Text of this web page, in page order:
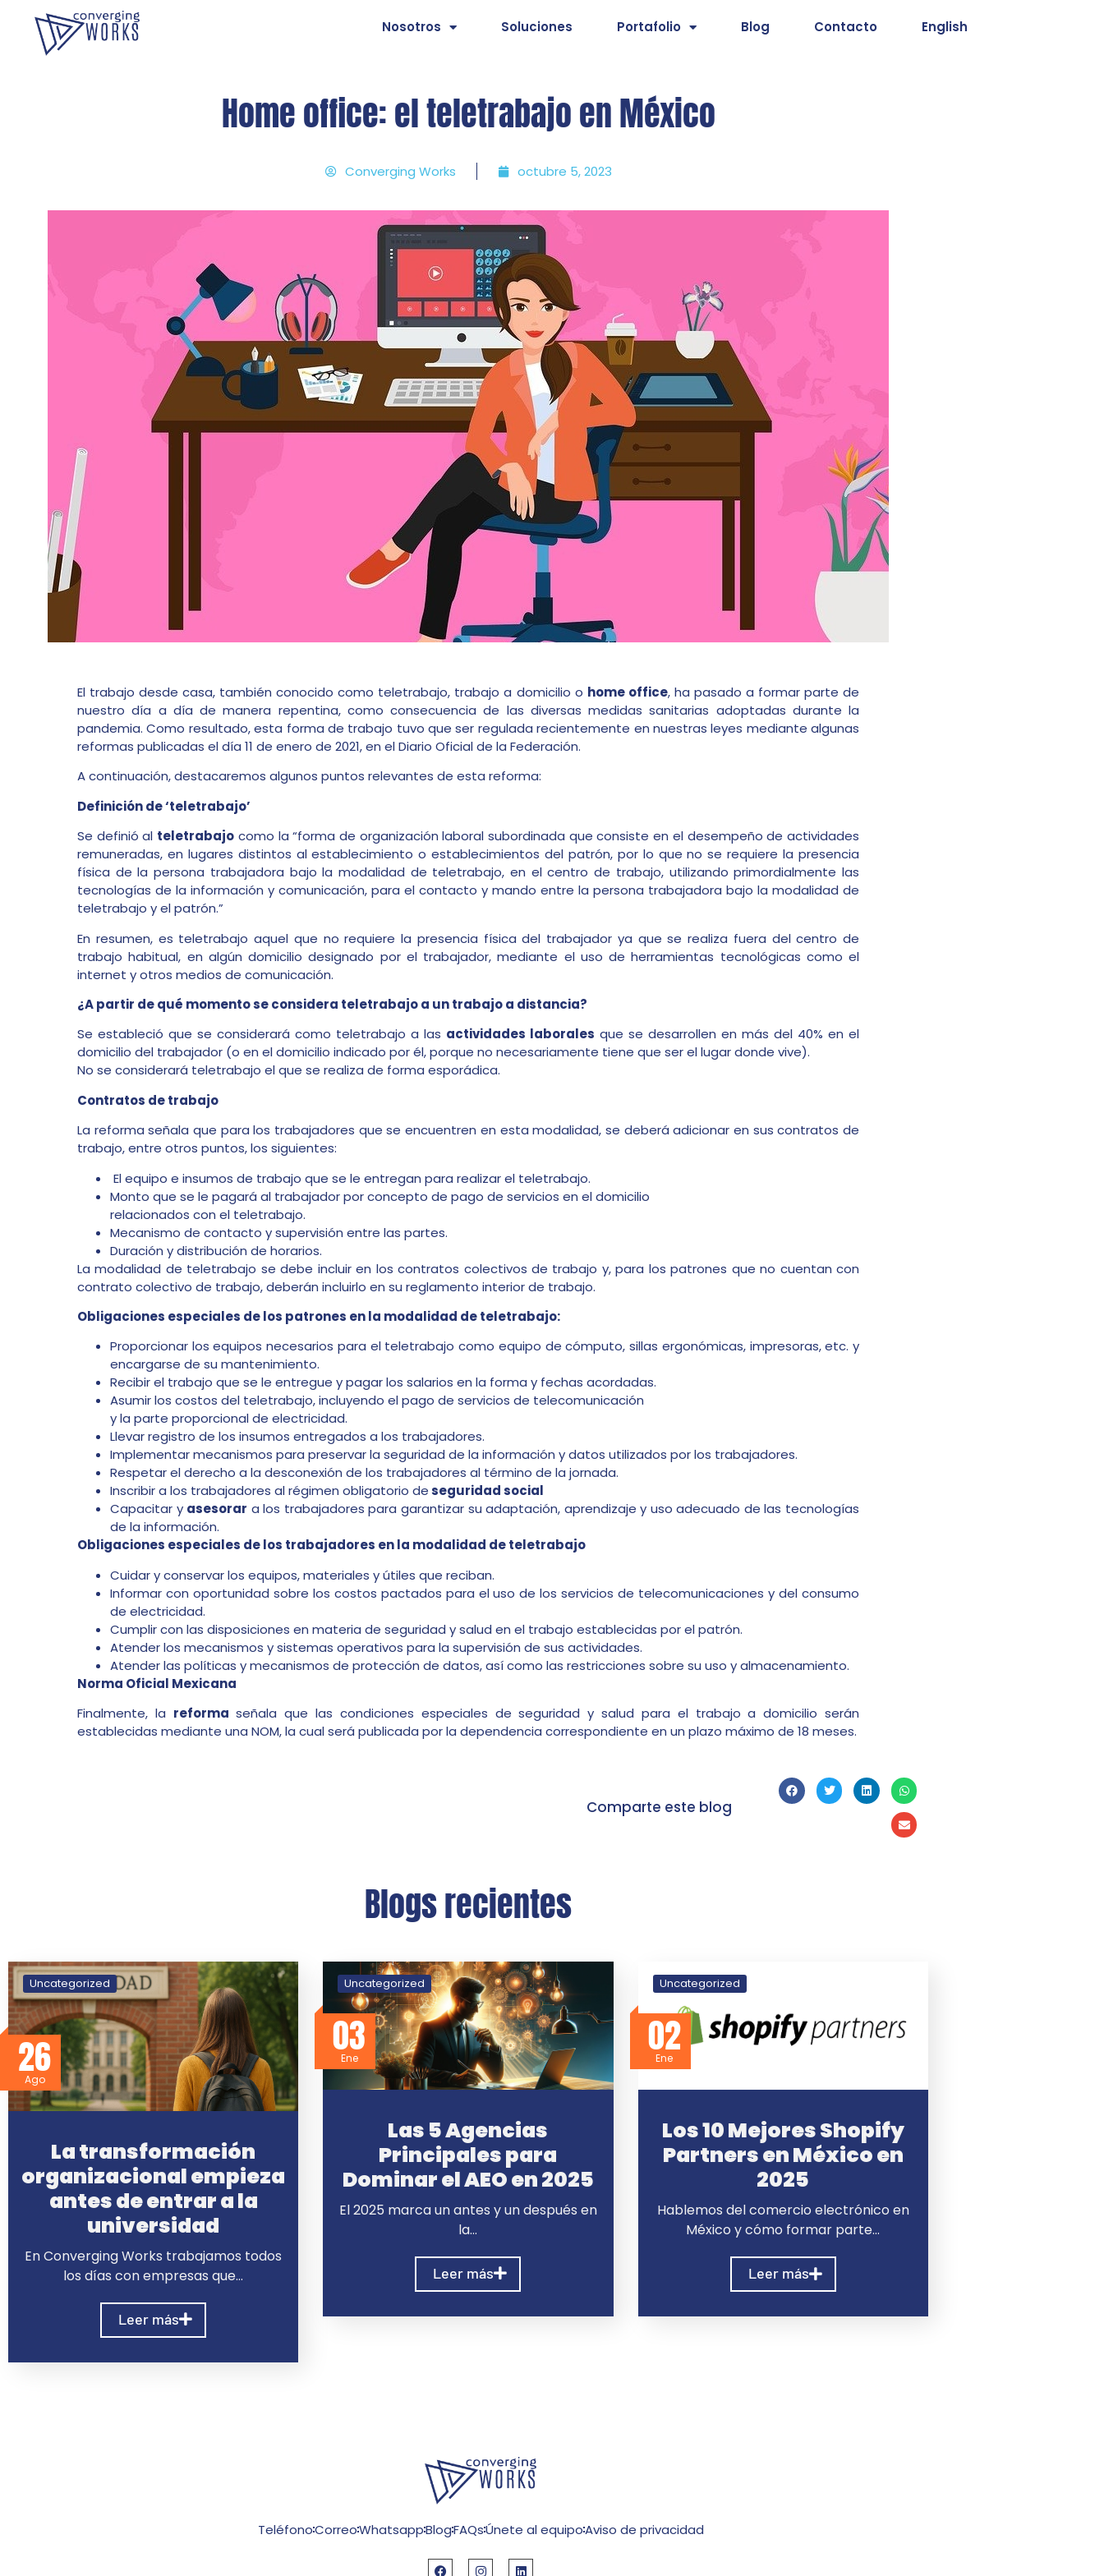
Nosotros Soluciones Portafolio Blog Contacto English
Home office: el teletrabajo en México
Converging Works octubre 5, 2023
El trabajo desde casa, también conocido como teletrabajo, trabajo a domicilio o home office, ha pasado a formar parte de
nuestro día a día de manera repentina, como consecuencia de las diversas medidas sanitarias adoptadas durante la
pandemia. Como resultado, esta forma de trabajo tuvo que ser regulada recientemente en nuestras leyes mediante algunas
reformas publicadas el día 11 de enero de 2021, en el Diario Oficial de la Federación.
A continuación, destacaremos algunos puntos relevantes de esta reforma:
Definición de ‘teletrabajo’
Se definió al teletrabajo como la “forma de organización laboral subordinada que consiste en el desempeño de actividades
remuneradas, en lugares distintos al establecimiento o establecimientos del patrón, por lo que no se requiere la presencia
física de la persona trabajadora bajo la modalidad de teletrabajo, en el centro de trabajo, utilizando primordialmente las
tecnologías de la información y comunicación, para el contacto y mando entre la persona trabajadora bajo la modalidad de
teletrabajo y el patrón.”
En resumen, es teletrabajo aquel que no requiere la presencia física del trabajador ya que se realiza fuera del centro de
trabajo habitual, en algún domicilio designado por el trabajador, mediante el uso de herramientas tecnológicas como el
internet y otros medios de comunicación.
¿A partir de qué momento se considera teletrabajo a un trabajo a distancia?
Se estableció que se considerará como teletrabajo a las actividades laborales que se desarrollen en más del 40% en el
domicilio del trabajador (o en el domicilio indicado por él, porque no necesariamente tiene que ser el lugar donde vive).
No se considerará teletrabajo el que se realiza de forma esporádica.
Contratos de trabajo
La reforma señala que para los trabajadores que se encuentren en esta modalidad, se deberá adicionar en sus contratos de
trabajo, entre otros puntos, los siguientes:
El equipo e insumos de trabajo que se le entregan para realizar el teletrabajo.
Monto que se le pagará al trabajador por concepto de pago de servicios en el domicilio
relacionados con el teletrabajo.
Mecanismo de contacto y supervisión entre las partes.
Duración y distribución de horarios.
La modalidad de teletrabajo se debe incluir en los contratos colectivos de trabajo y, para los patrones que no cuentan con
contrato colectivo de trabajo, deberán incluirlo en su reglamento interior de trabajo.
Obligaciones especiales de los patrones en la modalidad de teletrabajo:
Proporcionar los equipos necesarios para el teletrabajo como equipo de cómputo, sillas ergonómicas, impresoras, etc. y
encargarse de su mantenimiento.
Recibir el trabajo que se le entregue y pagar los salarios en la forma y fechas acordadas.
Asumir los costos del teletrabajo, incluyendo el pago de servicios de telecomunicación
y la parte proporcional de electricidad.
Llevar registro de los insumos entregados a los trabajadores.
Implementar mecanismos para preservar la seguridad de la información y datos utilizados por los trabajadores.
Respetar el derecho a la desconexión de los trabajadores al término de la jornada.
Inscribir a los trabajadores al régimen obligatorio deseguridad social
Capacitar y asesorar a los trabajadores para garantizar su adaptación, aprendizaje y uso adecuado de las tecnologías
de la información.
Obligaciones especiales de los trabajadores en la modalidad de teletrabajo
Cuidar y conservar los equipos, materiales y útiles que reciban.
Informar con oportunidad sobre los costos pactados para el uso de los servicios de telecomunicaciones y del consumo
de electricidad.
Cumplir con las disposiciones en materia de seguridad y salud en el trabajo establecidas por el patrón.
Atender los mecanismos y sistemas operativos para la supervisión de sus actividades.
Atender las políticas y mecanismos de protección de datos, así como las restricciones sobre su uso y almacenamiento.
Norma Oficial Mexicana
Finalmente, la reforma señala que las condiciones especiales de seguridad y salud para el trabajo a domicilio serán
establecidas mediante una NOM, la cual será publicada por la dependencia correspondiente en un plazo máximo de 18 meses.
Comparte este blog
Blogs recientes
26
Ago
Uncategorized
La transformación
organizacional empieza
antes de entrar a la
universidad
En Converging Works trabajamos todos
los días con empresas que…
Leer más
03
Ene
Uncategorized
Las 5 Agencias
Principales para
Dominar el AEO en 2025
El 2025 marca un antes y un después en
la…
Leer más
02
Ene
Uncategorized
Los 10 Mejores Shopify
Partners en México en
2025
Hablemos del comercio electrónico en
México y cómo formar parte…
Leer más
TeléfonoCorreoWhatsappBlogFAQsÚnete al equipoAviso de privacidad